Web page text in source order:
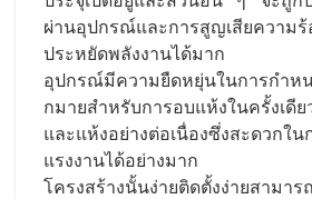
ผ่านอุปกรณ์และการสูญเสียความร้
ประหยัดพลังงานได้มาก
อุปกรณ์มีความยืดหยุ่นในการกําห
กมายสําหรับการอบแห้งในครั้งเดี
และแห้งอย่างต่อเนื่องซึ่งสะดวกใ
แรงงานได้อย่างมาก
โครงสร้างนั้นง่ายติดตั้งง่ายสามาร